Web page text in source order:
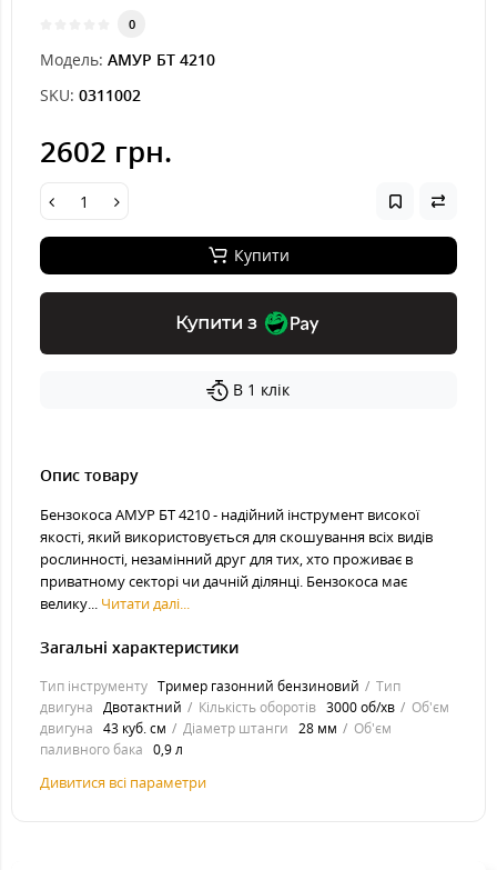
0
Модель: АМУР БТ 4210
SKU: 0311002
2602 грн.
Купити
Купити з
В 1 клік
Опис товару
Бензокоса АМУР БТ 4210 - надійний інструмент високої
якості, який використовується для скошування всіх видів
рослинності, незамінний друг для тих, хто проживає в
приватному секторі чи дачній ділянці. Бензокоса має
велику... Читати далі...
Загальні характеристики
Тип інструменту Тример газонний бензиновий
Тип
двигуна Двотактний Кількість оборотів 3000 об/хв
Об'єм
двигуна 43 куб. см Діаметр штанги 28 мм
Об'єм
паливного бака 0,9 л
Дивитися всі параметри